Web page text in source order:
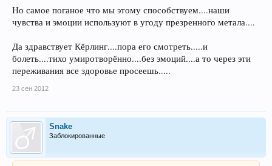
Но самое поганое что мы этому способствуем....наши
чувства и эмоции используют в угоду презренного метала....
Да здравствует Кёрлинг....пора его смотреть.....и
болеть....тихо умиротворённо....без эмоций....а то через эти
переживания все здоровье просеешь.....
23 сен 2012
Snake
Заблокированные